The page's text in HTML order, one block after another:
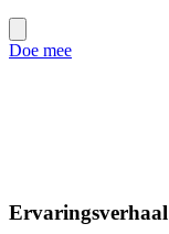
Doe mee
Ervaringsverhaal